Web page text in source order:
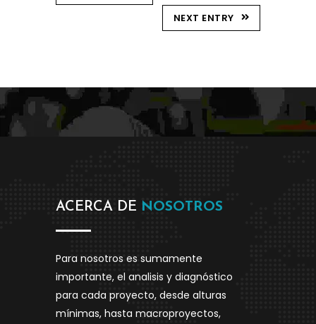
NEXT ENTRY
ACERCA DE NOSOTROS
Para nosotros es sumamente
importante, el analisis y diagnóstico
para cada proyecto, desde alturas
mínimas, hasta macroproyectos,